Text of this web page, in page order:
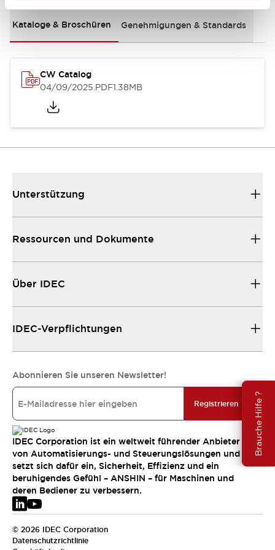
Brauche Hilfe ?
Kataloge & Broschüren Genehmigungen & Standards
CW Catalog
04/09/2025.PDF1.38MB
Unterstützung
Ressourcen und Dokumente
Über IDEC
IDEC-Verpflichtungen
Abonnieren Sie unseren Newsletter!
Registrieren
IDEC Corporation ist ein weltweit führender Anbieter
von Automatisierungs- und Steuerungslösungen und
setzt sich dafür ein, Sicherheit, Effizienz und ein
beruhigendes Gefühl – ANSHIN – für Maschinen und
deren Bediener zu verbessern.
© 2026 IDEC Corporation
Datenschutzrichtlinie